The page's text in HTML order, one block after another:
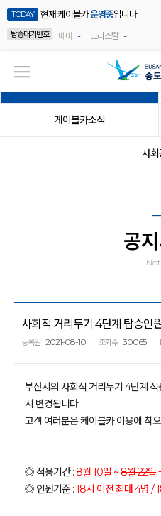
TODAY 현재 케이블카운영중입니다.
탑승대기번호
에어 - 크리스탈 -
케이블카소식
사회
공
사회적 거리두기 4단계 탑승인
등록일 2021-08-10 조회수 30065
부산시의 사회적 거리두기 4단계
시 변경됩니다.
고객 여러분은 케이블카 이용에 착
◎ 적용기간 : 8월 10일 ~8월 22일
◎ 인원기준 :18시 이전 최대 4명 /